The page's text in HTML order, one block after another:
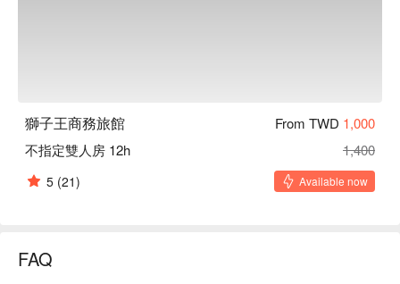
獅子王商務旅館 From TWD 1,000
不指定雙人房 12h
1,400
5 (21) Available now
FAQ